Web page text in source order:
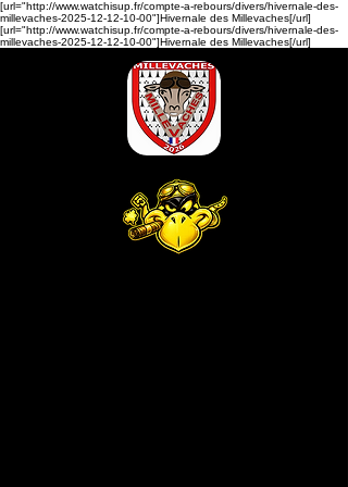
[url="http://www.watchisup.fr/compte-a-rebours/divers/hivernale-des-
millevaches-2025-12-12-10-00"]Hivernale des Millevaches[/url]
[url="http://www.watchisup.fr/compte-a-rebours/divers/hivernale-des-
millevaches-2025-12-12-10-00"]Hivernale des Millevaches[/url]